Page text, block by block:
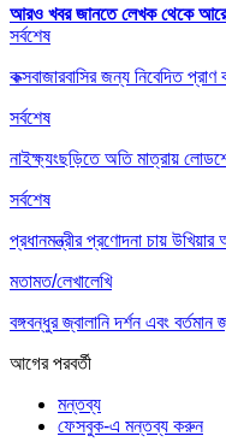
আরও খবর জানতে লেখক থেকে
সর্বশেষ
কক্সবাজারবাসির জন্য নিবেদিত প্রাণ
সর্বশেষ
নাইক্ষ‍্যংছড়িতে অতি মাত্রায়
সর্বশেষ
প্রধানমন্ত্রীর প্রণোদনা চায় উখিয়ার
মতামত/লেখালেখি
বঙ্গবন্ধুর জ্বালানি দর্শন এবং বর্তমান
আগেরপরবর্তী
মন্তব্য
ফেসবুক-এ মন্তব্য করুন